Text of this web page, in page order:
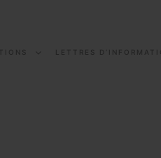
LETTRES